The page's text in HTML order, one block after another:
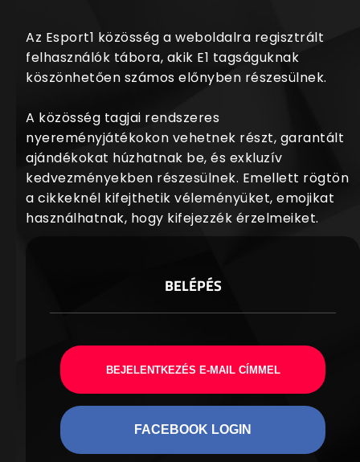
Az Esport1 közösség a weboldalra regisztrált
felhasználók tábora, akik E1 tagságuknak
köszönhetően számos előnyben részesülnek.
A közösség tagjai rendszeres
nyereményjátékokon vehetnek részt, garantált
ajándékokat húzhatnak be, és exkluzív
kedvezményekben részesülnek. Emellett rögtön
a cikkeknél kifejthetik véleményüket, emojikat
használhatnak, hogy kifejezzék érzelmeiket.
BELÉPÉS
BEJELENTKEZÉS E-MAIL CÍMMEL
FACEBOOK LOGIN